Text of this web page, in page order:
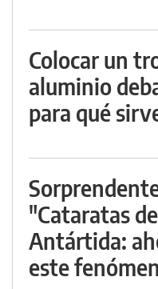
Colocar un
aluminio
para qué
"Cataratas
Antártida:
este